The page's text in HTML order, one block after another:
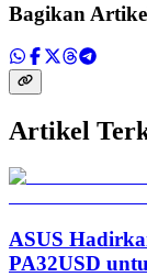
Bagikan
Artikel
ASUS
PA32USD